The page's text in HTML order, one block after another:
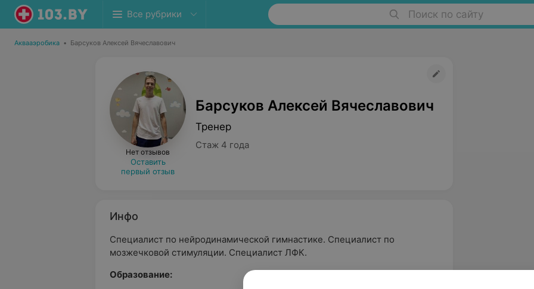
Все рубрики Поиск по сайту
Аквааэробика • Барсуков Алексей Вячеславович
Нет отзывов
Оставить
первый отзыв
Барсуков Алексей Вячеславович
Тренер
Стаж 4 года
Инфо
Специалист по нейродинамической гимнастике. Специалист по
мозжечковой стимуляции. Специалист ЛФК.
Образование: